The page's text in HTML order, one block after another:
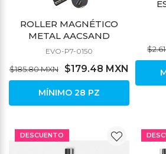
ROLLER MAGNÉTICO
METAL AACSAND
EVO-P7-0150
$185.80 MXN $179.48 MXN
MÍNIMO 28 PZ
DESCUENTO